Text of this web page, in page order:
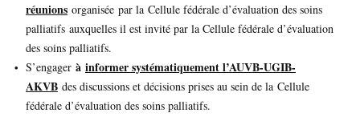
réunions organisée par la Cellule fédérale d’évaluation des soins
palliatifs auxquelles il est invité par la Cellule fédérale d’évaluation
des soins palliatifs.
S’engager à informer systématiquement l’AUVB-UGIB-
AKVB des discussions et décisions prises au sein de la Cellule
fédérale d’évaluation des soins palliatifs.